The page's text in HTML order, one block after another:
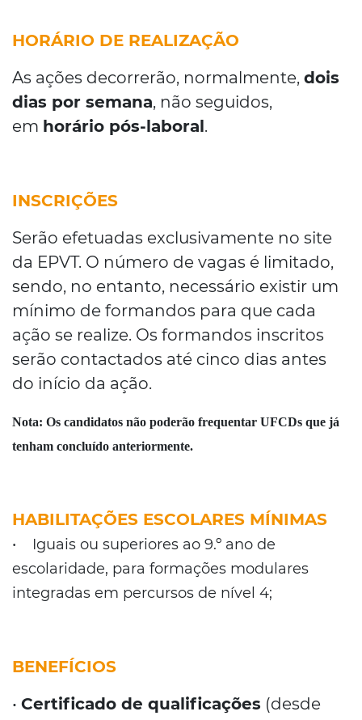
HORÁRIO DE REALIZAÇÃO
As ações decorrerão, normalmente, dois
dias por semana, não seguidos,
em horário pós-laboral.
INSCRIÇÕES
Serão efetuadas exclusivamente no site
da EPVT. O número de vagas é limitado,
sendo, no entanto, necessário existir um
mínimo de formandos para que cada
ação se realize. Os formandos inscritos
serão contactados até cinco dias antes
do início da ação.
Nota: Os candidatos não poderão frequentar UFCDs que já
tenham concluído anteriormente.
HABILITAÇÕES ESCOLARES MÍNIMAS
• Iguais ou superiores ao 9.º ano de
escolaridade, para formações modulares
integradas em percursos de nível 4;
BENEFÍCIOS
• Certificado de qualificações (desde